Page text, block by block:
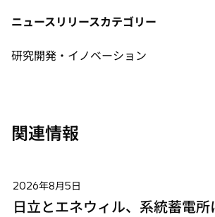
タ
で
ニュースリリースカテゴリー
研究開発・イノベーション
関連情報
2026年8月5日
日立とエネウィル、系統蓄電